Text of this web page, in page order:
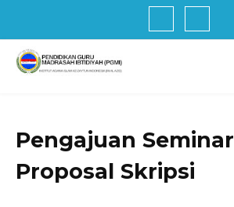
Pengajuan Seminar
Proposal Skripsi